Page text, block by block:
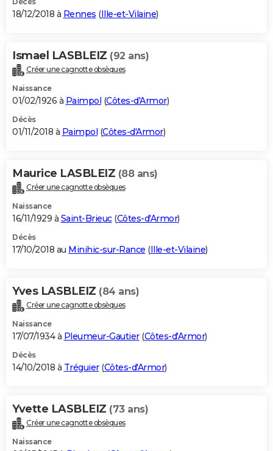
18/12/2018 à Rennes (Ille-et-Vilaine)
Ismael LASBLEIZ (92 ans)
Créer une cagnotte obsèques
Naissance
01/02/1926 à Paimpol (Côtes-d'Armor)
Décès
01/11/2018 à Paimpol (Côtes-d'Armor)
Maurice LASBLEIZ (88 ans)
Créer une cagnotte obsèques
Naissance
16/11/1929 à Saint-Brieuc(Côtes-d'Armor)
Décès
17/10/2018 au Minihic-sur-Rance (Ille-et-Vilaine)
Yves LASBLEIZ (84 ans)
Créer une cagnotte obsèques
Naissance
17/07/1934 à Pleumeur-Gautier(Côtes-d'Armor)
Décès
14/10/2018 à Tréguier(Côtes-d'Armor)
Yvette LASBLEIZ (73 ans)
Créer une cagnotte obsèques
Naissance